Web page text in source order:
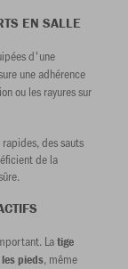
EN SALLE
d'une
une adhérence
ou les rayures sur
des sauts
de la
Latige
pieds, même